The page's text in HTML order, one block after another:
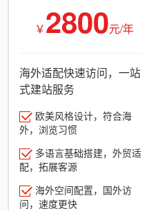
￥2800元/年
海外适配快速访问，一站
式建站服务
欧美风格设计，符合海
外，浏览习惯
多语言基础搭建，外贸适
配，拓展客源
海外空间配置，国外访
问，速度更快